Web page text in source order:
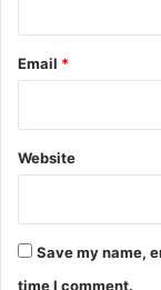
Email *
Website
Save my name,
time I comment.